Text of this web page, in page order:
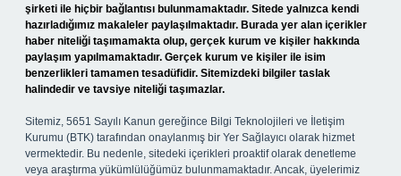
şirketi ile hiçbir bağlantısı bulunmamaktadır. Sitede yalnızca kendi
hazırladığımız makaleler paylaşılmaktadır. Burada yer alan içerikler
haber niteliği taşımamakta olup, gerçek kurum ve kişiler hakkında
paylaşım yapılmamaktadır. Gerçek kurum ve kişiler ile isim
benzerlikleri tamamen tesadüfidir. Sitemizdeki bilgiler taslak
halindedir ve tavsiye niteliği taşımazlar.
Sitemiz, 5651 Sayılı Kanun gereğince Bilgi Teknolojileri ve İletişim
Kurumu (BTK) tarafından onaylanmış bir Yer Sağlayıcı olarak hizmet
vermektedir. Bu nedenle, sitedeki içerikleri proaktif olarak denetleme
veya araştırma yükümlülüğümüz bulunmamaktadır. Ancak, üyelerimiz